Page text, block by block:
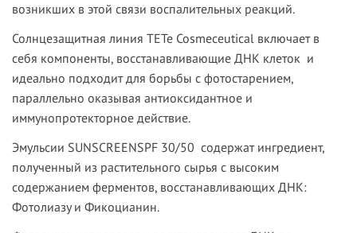
возникших в этой связи воспалительных реакций.
Солнцезащитная линия TETe Cosmeceutical включает в
себя компоненты, восстанавливающие ДНК клеток и
идеально подходит для борьбы с фотостарением,
параллельно оказывая антиоксидантное и
иммунопротекторное действие.
Эмульсии SUNSCREENSPF 30/50 содержат ингредиент,
полученный из растительного сырья с высоким
содержанием ферментов, восстанавливающих ДНК:
Фотолиазу и Фикоцианин.